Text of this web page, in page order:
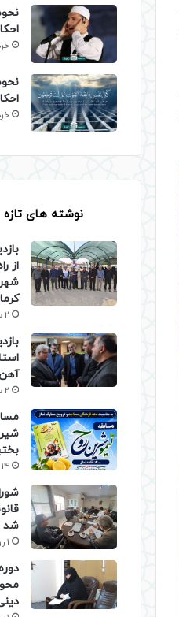
نوشته های تازه
از
2 ساعت پیش
2 ساعت پیش
14 ساعت پیش
شد
1 روز پیش